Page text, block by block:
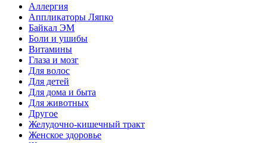
Аллергия
Аппликаторы Ляпко
Байкал ЭМ
Боли и ушибы
Витамины
Глаза и мозг
Для волос
Для детей
Для дома и быта
Для животных
Другое
Желудочно-кишечный тракт
Женское здоровье